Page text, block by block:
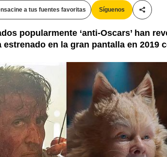
a tus fuentes favoritas Síguenos
popularmente ‘anti-Oscars’ han
estrenado en la gran pantalla en 2019